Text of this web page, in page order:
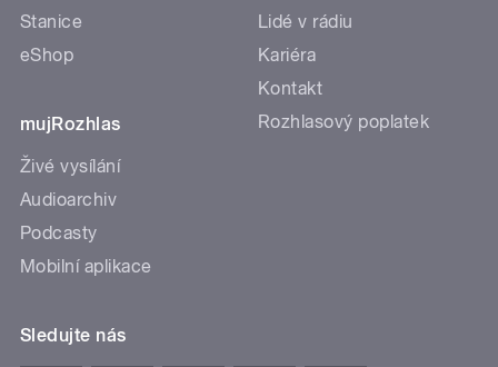
Stanice
eShop
mujRozhlas
Živé vysílání
Audioarchiv
Podcasty
Mobilní aplikace
Lidé v rádiu
Kariéra
Kontakt
Rozhlasový poplatek
Sledujte nás